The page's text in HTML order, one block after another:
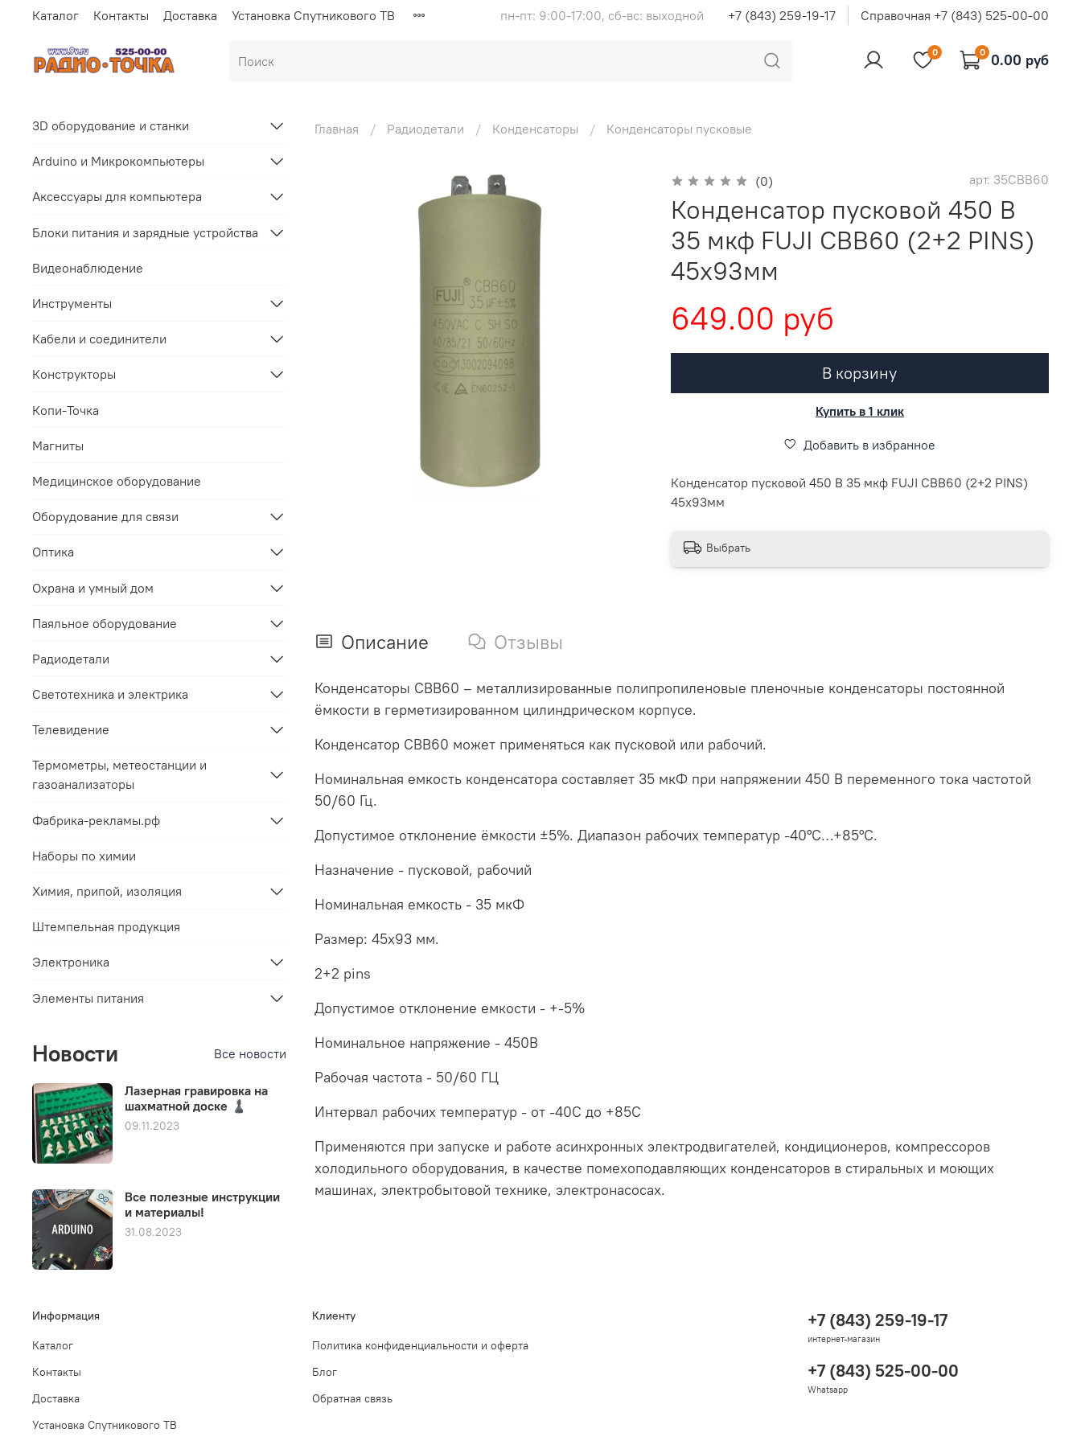
Каталог Контакты Доставка Установка Спутникового ТВ пн-пт: 9:00-17:00, сб-вс: выходной +7 (843) 259-19-17 Справочная +7 (843) 525-00-00
0 0 0.00 руб
Главная Радиодетали Конденсаторы Конденсаторы пусковые
(0) арт. 35CBB60
Конденсатор пусковой 450 В
35 мкф FUJI CBB60 (2+2 PINS)
45x93мм
649.00 руб
В корзину
Купить в 1 клик
Добавить в избранное
Конденсатор пусковой 450 В 35 мкф FUJI CBB60 (2+2 PINS)
45x93мм
Выбрать
Описание Отзывы
Конденсаторы CBB60 – металлизированные полипропиленовые пленочные конденсаторы постоянной
ёмкости в герметизированном цилиндрическом корпусе.
Конденсатор CBB60 может применяться как пусковой или рабочий.
Номинальная емкость конденсатора составляет 35 мкФ при напряжении 450 В переменного тока частотой
50/60 Гц.
Допустимое отклонение ёмкости ±5%. Диапазон рабочих температур -40°С…+85°С.
Назначение - пусковой, рабочий
Номинальная емкость - 35 мкФ
Размер: 45x93 мм.
2+2 pins
Допустимое отклонение емкости - +-5%
Номинальное напряжение - 450В
Рабочая частота - 50/60 ГЦ
Интервал рабочих температур - от -40С до +85С
Применяются при запуске и работе асинхронных электродвигателей, кондиционеров, компрессоров
холодильного оборудования, в качестве помехоподавляющих конденсаторов в стиральных и моющих
машинах, электробытовой технике, электронасосах.
3D оборудование и станки
Arduino и Микрокомпьютеры
Аксессуары для компьютера
Блоки питания и зарядные устройства
Видеонаблюдение
Инструменты
Кабели и соединители
Конструкторы
Копи-Точка
Магниты
Медицинское оборудование
Оборудование для связи
Оптика
Охрана и умный дом
Паяльное оборудование
Радиодетали
Светотехника и электрика
Телевидение
Термометры, метеостанции и
газоанализаторы
Фабрика-рекламы.рф
Наборы по химии
Химия, припой, изоляция
Штемпельная продукция
Электроника
Элементы питания
Новости Все новости
Лазерная гравировка на
шахматной доске ♟️
09.11.2023
Все полезные инструкции
и материалы!
31.08.2023
Информация
Каталог
Контакты
Доставка
Установка Спутникового ТВ
Клиенту
Политика конфиденциальности и оферта
Блог
Обратная связь
+7 (843) 259-19-17
интернет-магазин
+7 (843) 525-00-00
Whatsapp